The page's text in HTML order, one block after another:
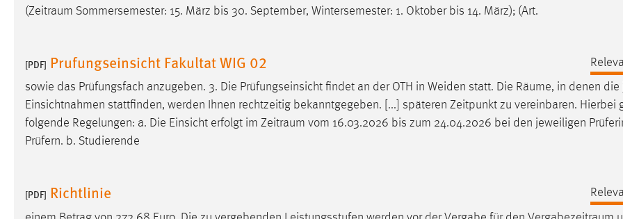
(Zeitraum Sommersemester: 15. März bis 30. September, Wintersemester: 1. Oktober bis 14. März); (Art.
[PDF] Prufungseinsicht Fakultat WIG 02
sowie das Prüfungsfach anzugeben. 3. Die Prüfungseinsicht findet an der OTH in Weiden statt. Die Räume, in denen die
Einsichtnahmen stattfinden, werden Ihnen rechtzeitig bekanntgegeben. [...] späteren Zeitpunkt zu vereinbaren. Hierbei
folgende Regelungen: a. Die Einsicht erfolgt im Zeitraum vom 16.03.2026 bis zum 24.04.2026 bei den jeweiligen
Prüfern. b. Studierende
[PDF] Richtlinie
Zweck: Zugriffsstatistik
MARKETING
Marketing Cookies werden von Drittanbietern
verwendet, um personalisierte Werbung anzuzeigen.
Sie tun dies, indem sie Besucher über Websites
Google Ads